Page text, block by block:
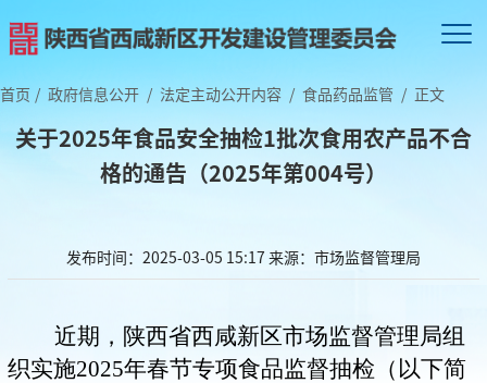
首页 / 政府信息公开 / 法定主动公开内容 / 食品药品监管 / 正文
关于2025年食品安全抽检1批次食用农产品不合
格的通告（2025年第004号）
发布时间：2025-03-05 15:17 来源：市场监督管理局
近期，陕西省西咸新区市场监督管理局组
织实施2025年春节专项食品监督抽检（以下简